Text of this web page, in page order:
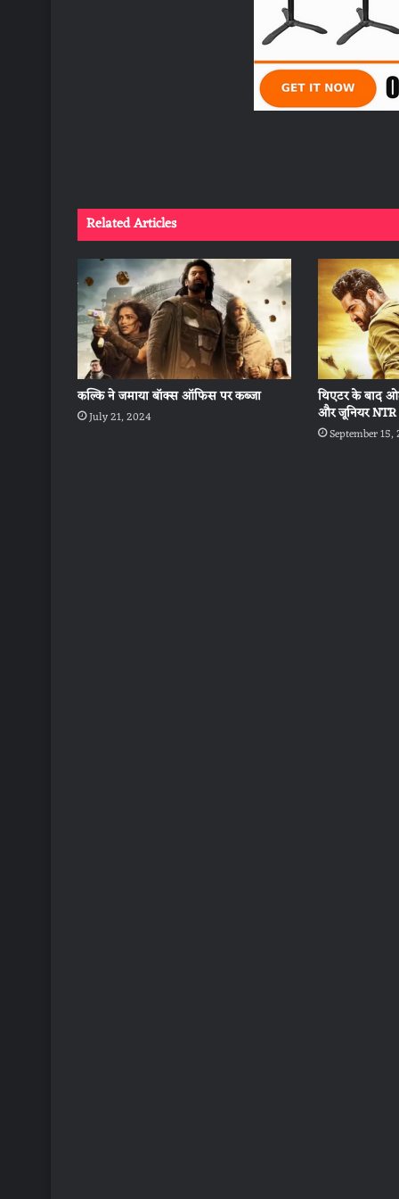
Related Articles
कल्कि ने जमाया बॉक्स ऑफिस पर कब्जा
July 21, 2024
थिएटर के बाद
और जूनियर NTR
September 15,